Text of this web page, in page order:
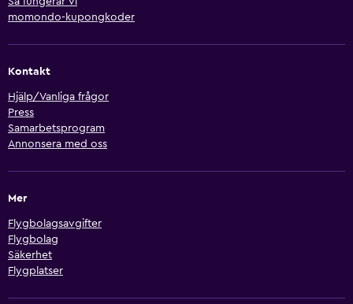
momondo-kupongkoder
Kontakt
Hjälp/Vanliga frågor
Press
Samarbetsprogram
Annonsera med oss
Mer
Flygbolagsavgifter
Flygbolag
Säkerhet
Flygplatser